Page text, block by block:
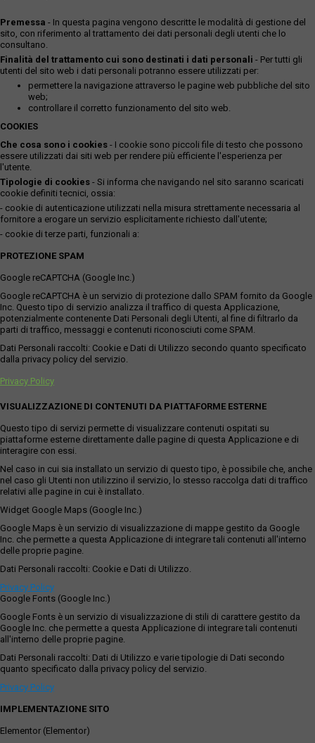
Premessa - In questa pagina vengono descritte le modalità di gestione del
sito, con riferimento al trattamento dei dati personali degli utenti che lo
consultano.
Finalità del trattamento cui sono destinati i dati personali - Per tutti gli
utenti del sito web i dati personali potranno essere utilizzati per:
permettere la navigazione attraverso le pagine web pubbliche del sito
web;
controllare il corretto funzionamento del sito web.
COOKIES
Che cosa sono i cookies - I cookie sono piccoli file di testo che possono
essere utilizzati dai siti web per rendere più efficiente l'esperienza per
l'utente.
Tipologie di cookies - Si informa che navigando nel sito saranno scaricati
cookie definiti tecnici, ossia:
- cookie di autenticazione utilizzati nella misura strettamente necessaria al
fornitore a erogare un servizio esplicitamente richiesto dall'utente;
- cookie di terze parti, funzionali a:
PROTEZIONE SPAM
Google reCAPTCHA (Google Inc.)
Google reCAPTCHA è un servizio di protezione dallo SPAM fornito da Google
Inc. Questo tipo di servizio analizza il traffico di questa Applicazione,
potenzialmente contenente Dati Personali degli Utenti, al fine di filtrarlo da
parti di traffico, messaggi e contenuti riconosciuti come SPAM.
Dati Personali raccolti: Cookie e Dati di Utilizzo secondo quanto specificato
dalla privacy policy del servizio.
Privacy Policy
VISUALIZZAZIONE DI CONTENUTI DA PIATTAFORME ESTERNE
Questo tipo di servizi permette di visualizzare contenuti ospitati su
piattaforme esterne direttamente dalle pagine di questa Applicazione e di
interagire con essi.
Nel caso in cui sia installato un servizio di questo tipo, è possibile che, anche
nel caso gli Utenti non utilizzino il servizio, lo stesso raccolga dati di traffico
relativi alle pagine in cui è installato.
Widget Google Maps (Google Inc.)
Google Maps è un servizio di visualizzazione di mappe gestito da Google
Inc. che permette a questa Applicazione di integrare tali contenuti all'interno
delle proprie pagine.
Dati Personali raccolti: Cookie e Dati di Utilizzo.
Privacy Policy
Google Fonts (Google Inc.)
Google Fonts è un servizio di visualizzazione di stili di carattere gestito da
Google Inc. che permette a questa Applicazione di integrare tali contenuti
all'interno delle proprie pagine.
Dati Personali raccolti: Dati di Utilizzo e varie tipologie di Dati secondo
quanto specificato dalla privacy policy del servizio.
Privacy Policy
IMPLEMENTAZIONE SITO
Elementor (Elementor)